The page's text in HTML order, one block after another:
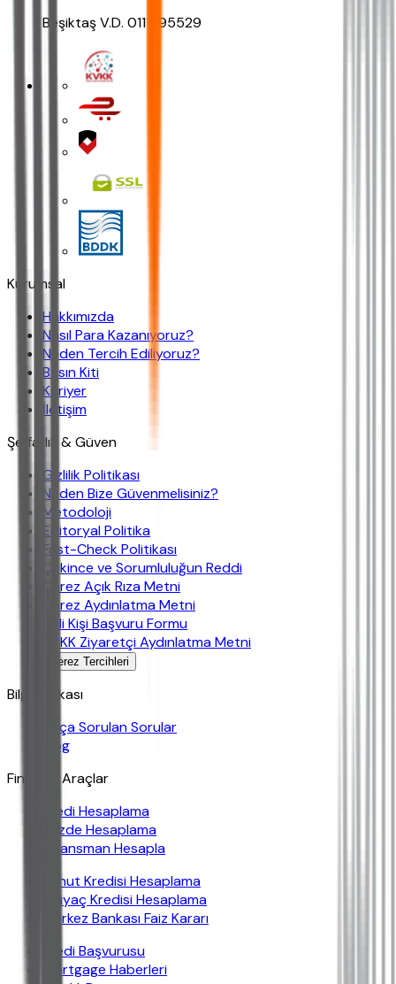
Beşiktaş V.D. 0111295529
Kurumsal
Hakkımızda
Nasıl Para Kazanıyoruz?
Neden Tercih Ediliyoruz?
Basın Kiti
Kariyer
İletişim
Şeffaflık & Güven
Gizlilik Politikası
Neden Bize Güvenmelisiniz?
Metodoloji
Editoryal Politika
Fast-Check Politikası
Çekince ve Sorumluluğun Reddi
Çerez Açık Rıza Metni
Çerez Aydınlatma Metni
İlgili Kişi Başvuru Formu
KVKK Ziyaretçi Aydınlatma Metni
Çerez Tercihleri
Bilgi Bankası
Sıkça Sorulan Sorular
Blog
Finansal Araçlar
Kredi Hesaplama
Yüzde Hesaplama
Finansman Hesapla
Konut Kredisi Hesaplama
İhtiyaç Kredisi Hesaplama
Merkez Bankası Faiz Kararı
Kredi Başvurusu
Mortgage Haberleri